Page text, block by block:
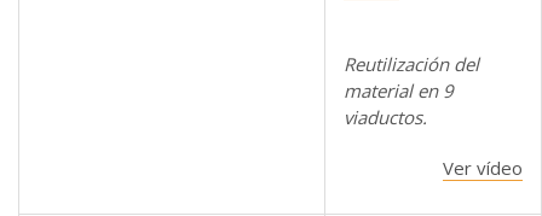
Reutilización del
material en 9
viaductos.
Ver vídeo